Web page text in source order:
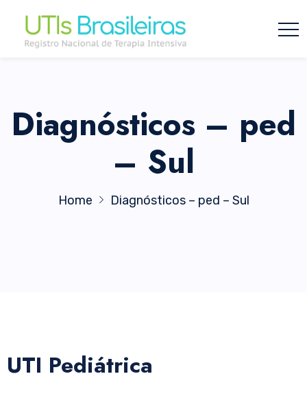
Diagnósticos – ped
– Sul
Home Diagnósticos – ped – Sul
UTI Pediátrica